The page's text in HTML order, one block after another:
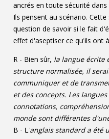
ancrés en toute sécurité
Ils pensent au scénario.
question de savoir si le fait
effet d'aseptiser ce qu'ils ont
R - Bien sûr, la langue écrite
structure normalisée, il
communiquer et de
et des concepts. Les
connotations,
monde sont différentes
B - L'anglais standard a été